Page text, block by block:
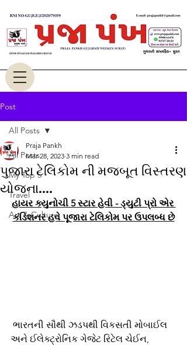
Post
All Posts
My Top 5
Travel
Art & Culture
All Posts
પુજારા ટેલિકોમ ની મજબૂત વિસ્તરણ
યોજના....
Praja Pankh
Mar 28, 2023 3 min read
હાયર ક્યુનોચી 5 સ્ટાર હેવી - ડ્યુટી પ્રો એર
કંડિશનર હવે પૂજારા ટેલિકોમ પર ઉપલબ્ધ છે
અને ઈલેક્ટ્રોનિક ગેજેટ રિટેલ ચેઈન,